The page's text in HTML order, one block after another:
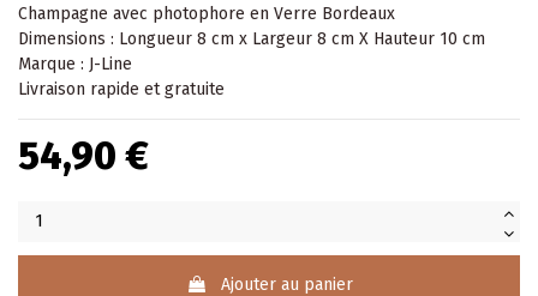
Champagne avec photophore en Verre Bordeaux
Dimensions : Longueur 8 cm x Largeur 8 cm X Hauteur 10 cm
Marque : J-Line
Livraison rapide et gratuite
54,90 €
Ajouter au panier